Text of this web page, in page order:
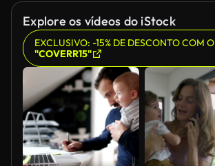
Explore os vídeos do iStock
EXCLUSIVO: -15% DE DESCONTO COM
"COVERR15"